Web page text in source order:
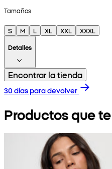
Tamaños
S M L XL XXL
XXXL
Detalles
Encontrar la tienda
30 días para devolver
Productos que